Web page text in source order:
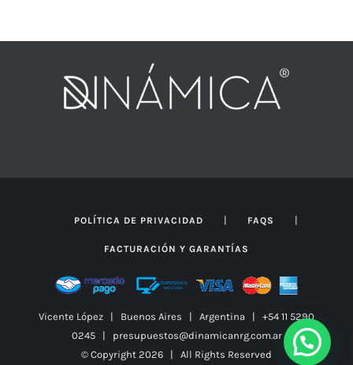
POLÍTICA DE PRIVACIDAD | FAQS |
FACTURACIÓN Y GARANTÍAS
Vicente López | Buenos Aires | Argentina | +54 11 5290
0245 | presupuestos@dinamicanrg.com.ar
© Copyright 2026 | All Rights Reserved